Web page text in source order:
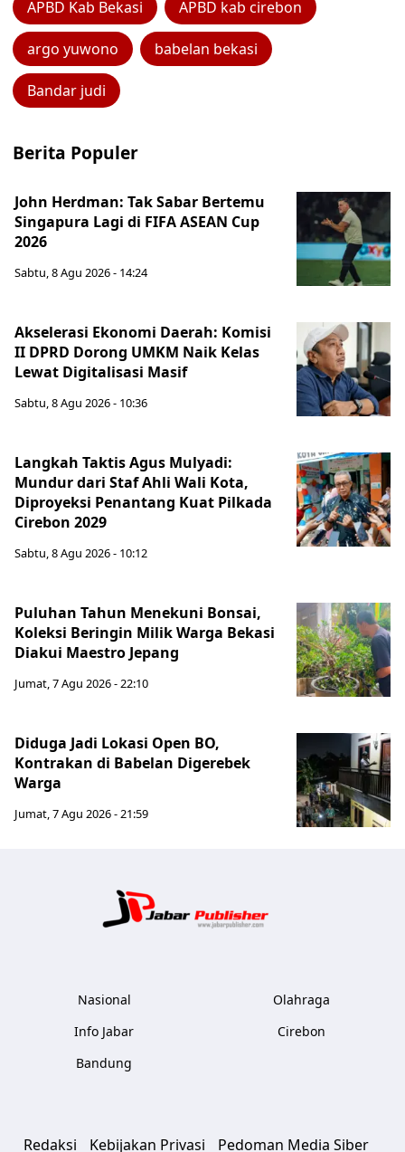
APBD Kab Bekasi APBD kab cirebon
argo yuwono babelan bekasi
Bandar judi
Berita Populer
John Herdman: Tak Sabar Bertemu
Singapura Lagi di FIFA ASEAN Cup
2026
Sabtu, 8 Agu 2026 - 14:24
Akselerasi Ekonomi Daerah: Komisi
II DPRD Dorong UMKM Naik Kelas
Lewat Digitalisasi Masif
Sabtu, 8 Agu 2026 - 10:36
Langkah Taktis Agus Mulyadi:
Mundur dari Staf Ahli Wali Kota,
Diproyeksi Penantang Kuat Pilkada
Cirebon 2029
Sabtu, 8 Agu 2026 - 10:12
Puluhan Tahun Menekuni Bonsai,
Koleksi Beringin Milik Warga Bekasi
Diakui Maestro Jepang
Jumat, 7 Agu 2026 - 22:10
Diduga Jadi Lokasi Open BO,
Kontrakan di Babelan Digerebek
Warga
Jumat, 7 Agu 2026 - 21:59
Nasional
Info Jabar
Bandung
Olahraga
Cirebon
Redaksi Kebijakan Privasi Pedoman Media Siber